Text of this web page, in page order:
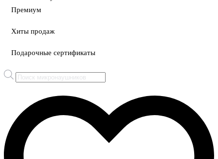
Премиум
Хиты продаж
Подарочные сертификаты
Поиск
товаров